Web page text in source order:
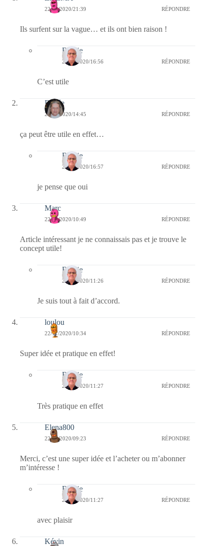
22/11/2020/21:39 RÉPONDRE
Ils surfent sur la vague… et ils ont bien raison !
Bernie
23/11/2020/16:56 RÉPONDRE
C’est utile
Renée
22/11/2020/14:45 RÉPONDRE
ça peut être utile en effet…
Bernie
23/11/2020/16:57 RÉPONDRE
je pense que oui
Marc
22/11/2020/10:49 RÉPONDRE
Article intéressant je ne connaissais pas et je trouve le
concept utile!
Bernie
22/11/2020/11:26 RÉPONDRE
Je suis tout à fait d’accord.
loulou
22/11/2020/10:34 RÉPONDRE
Super idée et pratique en effet!
Bernie
22/11/2020/11:27 RÉPONDRE
Très pratique en effet
Elena800
22/11/2020/09:23 RÉPONDRE
Merci, c’est une super idée et l’acheter ou m’abonner
m’intéresse !
Bernie
22/11/2020/11:27 RÉPONDRE
avec plaisir
Kévin